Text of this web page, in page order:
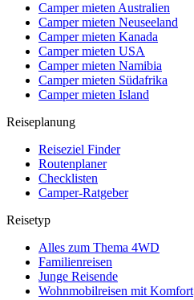
Camper mieten Australien
Camper mieten Neuseeland
Camper mieten Kanada
Camper mieten USA
Camper mieten Namibia
Camper mieten Südafrika
Camper mieten Island
Reiseplanung
Reiseziel Finder
Routenplaner
Checklisten
Camper-Ratgeber
Reisetyp
Alles zum Thema 4WD
Familienreisen
Junge Reisende
Wohnmobilreisen mit Komfort